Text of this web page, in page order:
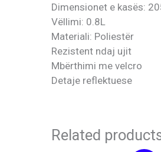
Dimensionet e kasës:
Vëllimi: 0.8L
Materiali: Poliestër
Rezistent ndaj ujit
Mbërthimi me velcro
Detaje reflektuese
Related